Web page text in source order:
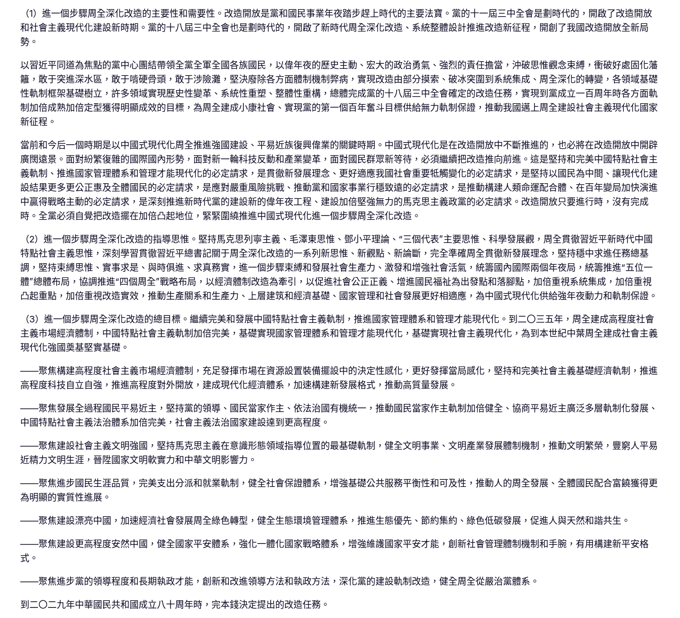
（1）進一個步驟周全深化改造的主要性和需要性。改造開放是黨和國民事業年夜踏步趕上時代的主要法寶。黨的十一屆三中全會是劃時代的，開啟了改造開放
和社會主義現代化建設新時期。黨的十八屆三中全會也是劃時代的，開啟了新時代周全深化改造、系統整體設計推進改造新征程，開創了我國改造開放全新局
勢。
以習近平同道為焦點的黨中心團結帶領全黨全軍全國各族國民，以偉年夜的歷史主動、宏大的政治勇氣、強烈的責任擔當，沖破思惟觀念束縛，衝破好處固化藩
籬，敢于突進深水區，敢于啃硬骨頭，敢于涉險灘，堅決廢除各方面體制機制弊病，實現改造由部分摸索、破冰突圍到系統集成、周全深化的轉變，各領域基礎
性軌制框架基礎樹立，許多領域實現歷史性變革、系統性重塑、整體性重構，總體完成黨的十八屆三中全會確定的改造任務，實現到黨成立一百周年時各方面軌
制加倍成熟加倍定型獲得明顯成效的目標，為周全建成小康社會、實現黨的第一個百年奮斗目標供給無力軌制保證，推動我國邁上周全建設社會主義現代化國家
新征程。
當前和今后一個時期是以中國式現代化周全推進強國建設、平易近族復興偉業的關鍵時期。中國式現代化是在改造開放中不斷推進的，也必將在改造開放中開辟
廣闊遠景。面對紛繁復雜的國際國內形勢，面對新一輪科技反動和產業變革，面對國民群眾新等待，必須繼續把改造推向前進。這是堅持和完美中國特點社會主
義軌制、推進國家管理體系和管理才能現代化的必定請求，是貫徹新發展理念、更好適應我國社會重要牴觸變化的必定請求，是堅持以國民為中間、讓現代化建
設結果更多更公正惠及全體國民的必定請求，是應對嚴重風險挑戰、推動黨和國家事業行穩致遠的必定請求，是推動構建人類命運配合體、在百年變局加快演進
中贏得戰略主動的必定請求，是深刻推進新時代黨的建設新的偉年夜工程、建設加倍堅強無力的馬克思主義政黨的必定請求。改造開放只要進行時，沒有完成
時。全黨必須自覺把改造擺在加倍凸起地位，緊緊圍繞推進中國式現代化進一個步驟周全深化改造。
（2）進一個步驟周全深化改造的指導思惟。堅持馬克思列寧主義、毛澤東思惟、鄧小平理論、“三個代表”主要思惟、科學發展觀，周全貫徹習近平新時代中國
特點社會主義思惟，深刻學習貫徹習近平總書記關于周全深化改造的一系列新思惟、新觀點、新論斷，完全準確周全貫徹新發展理念，堅持穩中求進任務總基
調，堅持束縛思惟、實事求是、與時俱進、求真務實，進一個步驟束縛和發展社會生產力、激發和增強社會活氣，統籌國內國際兩個年夜局，統籌推進“五位一
體”總體布局，協調推進“四個周全”戰略布局，以經濟體制改造為牽引，以促進社會公正正義、增進國民福祉為出發點和落腳點，加倍重視系統集成，加倍重視
凸起重點，加倍重視改造實效，推動生產關系和生產力、上層建筑和經濟基礎、國家管理和社會發展更好相適應，為中國式現代化供給強年夜動力和軌制保證。
（3）進一個步驟周全深化改造的總目標。繼續完美和發展中國特點社會主義軌制，推進國家管理體系和管理才能現代化。到二〇三五年，周全建成高程度社會
主義市場經濟體制，中國特點社會主義軌制加倍完美，基礎實現國家管理體系和管理才能現代化，基礎實現社會主義現代化，為到本世紀中葉周全建成社會主義
現代化強國奠基堅實基礎。
——聚焦構建高程度社會主義市場經濟體制，充足發揮市場在資源設置裝備擺設中的決定性感化，更好發揮當局感化，堅持和完美社會主義基礎經濟軌制，推進
高程度科技自立自強，推進高程度對外開放，建成現代化經濟體系，加速構建新發展格式，推動高質量發展。
——聚焦發展全過程國民平易近主，堅持黨的領導、國民當家作主、依法治國有機統一，推動國民當家作主軌制加倍健全、協商平易近主廣泛多層軌制化發展、
中國特點社會主義法治體系加倍完美，社會主義法治國家建設達到更高程度。
——聚焦建設社會主義文明強國，堅持馬克思主義在意識形態領域指導位置的最基礎軌制，健全文明事業、文明產業發展體制機制，推動文明繁榮，豐窮人平易
近精力文明生涯，晉陞國家文明軟實力和中華文明影響力。
——聚焦進步國民生涯品質，完美支出分派和就業軌制，健全社會保證體系，增強基礎公共服務平衡性和可及性，推動人的周全發展、全體國民配合富饒獲得更
為明顯的實質性進展。
——聚焦建設漂亮中國，加速經濟社會發展周全綠色轉型，健全生態環境管理體系，推進生態優先、節約集約、綠色低碳發展，促進人與天然和諧共生。
——聚焦建設更高程度安然中國，健全國家平安體系，強化一體化國家戰略體系，增強維護國家平安才能，創新社會管理體制機制和手腕，有用構建新平安格
式。
——聚焦進步黨的領導程度和長期執政才能，創新和改進領導方法和執政方法，深化黨的建設軌制改造，健全周全從嚴治黨體系。
到二〇二九年中華國民共和國成立八十周年時，完本錢決定提出的改造任務。